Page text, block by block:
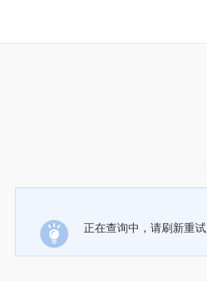
正在查询中，请刷新重试